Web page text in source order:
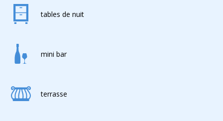
tables de nuit
mini bar
terrasse